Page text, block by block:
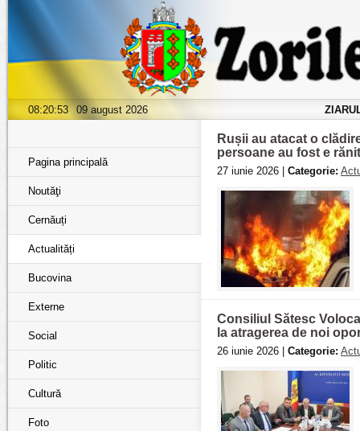
08:20:54 09 august 2026
Pagina principală
Noutăţi
Cernăuți
Actualități
Bucovina
Externe
Social
Politic
Cultură
Foto
Rușii au atacat o
persoane au fost e
27 iunie 2026 | Categorie:
Consiliul Sătesc
la atragerea de noi
26 iunie 2026 | Categorie: